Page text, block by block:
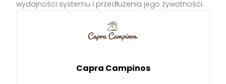
wydajności systemu i przedłużenia jego żywotności.
Capra Campinos